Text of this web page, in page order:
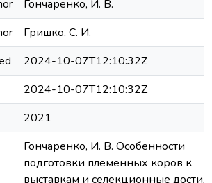
Гончаренко, И. В.
Гришко, С. И.
2024-10-07T12:10:32Z
2024-10-07T12:10:32Z
2021
Гончаренко, И. В. Особенности
подготовки племенных коров к
выставкам и селекционные